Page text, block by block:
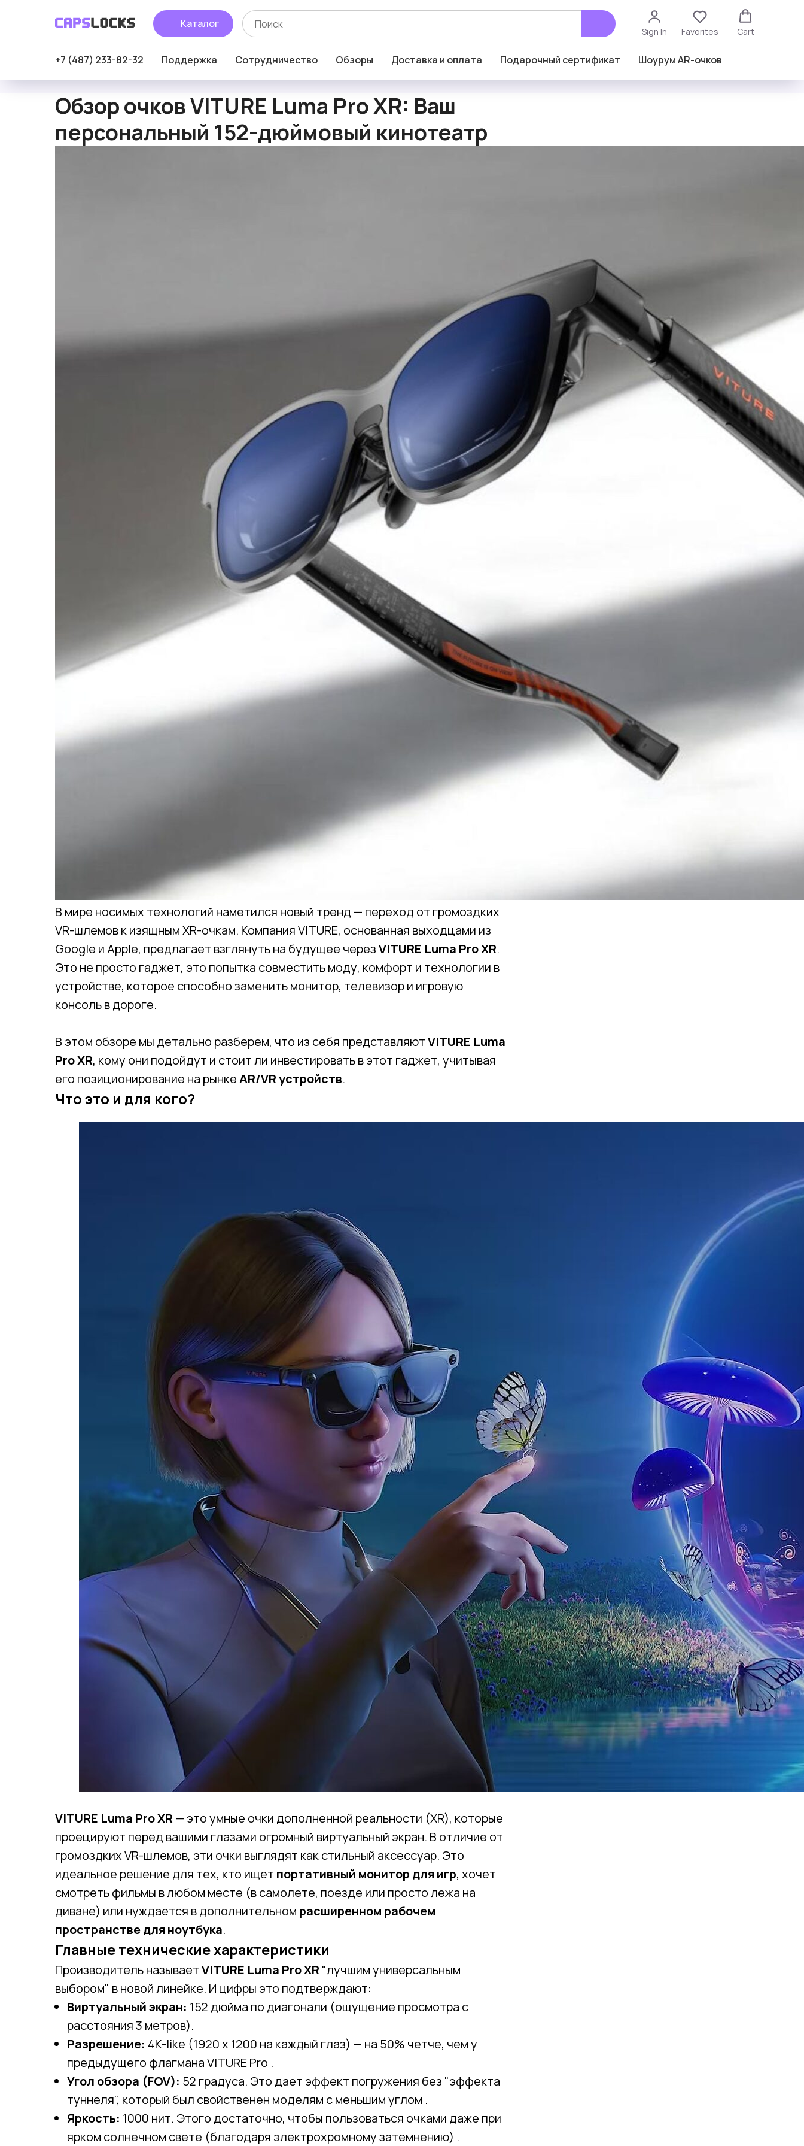
Каталог
Sign In Favorites Cart
+7 (487) 233-82-32 Поддержка Сотрудничество Обзоры Доставка и оплата Подарочный сертификат Шоурум AR-очков
Обзор очков VITURE Luma Pro XR: Ваш
персональный 152-дюймовый кинотеатр
В мире носимых технологий наметился новый тренд — переход от громоздких
VR-шлемов к изящным XR-очкам. Компания VITURE, основанная выходцами из
Google и Apple, предлагает взглянуть на будущее черезVITURE Luma Pro XR.
Это не просто гаджет, это попытка совместить моду, комфорт и технологии в
устройстве, которое способно заменить монитор, телевизор и игровую
консоль в дороге.
В этом обзоре мы детально разберем, что из себя представляютVITURE Luma
Pro XR, кому они подойдут и стоит ли инвестировать в этот гаджет, учитывая
его позиционирование на рынкеAR/VR устройств.
Что это и для кого?
VITURE Luma Pro XR — это умные очки дополненной реальности (XR), которые
проецируют перед вашими глазами огромный виртуальный экран. В отличие от
громоздких VR-шлемов, эти очки выглядят как стильный аксессуар. Это
идеальное решение для тех, кто ищет портативный монитор для игр, хочет
смотреть фильмы в любом месте (в самолете, поезде или просто лежа на
диване) или нуждается в дополнительном расширенном рабочем
пространстве для ноутбука.
Главные технические характеристики
Производитель называетVITURE Luma Pro XR "лучшим универсальным
выбором" в новой линейке. И цифры это подтверждают:
Виртуальный экран: 152 дюйма по диагонали (ощущение просмотра с
расстояния 3 метров).
Разрешение: 4K-like (1920 x 1200 на каждый глаз) — на 50% четче, чем у
предыдущего флагмана VITURE Pro .
Угол обзора (FOV): 52 градуса. Это дает эффект погружения без "эффекта
туннеля", который был свойственен моделям с меньшим углом .
Яркость: 1000 нит. Этого достаточно, чтобы пользоваться очками даже при
ярком солнечном свете (благодаря электрохромному затемнению) .